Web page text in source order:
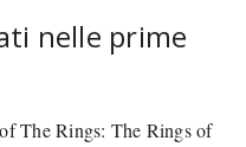
nelle prime